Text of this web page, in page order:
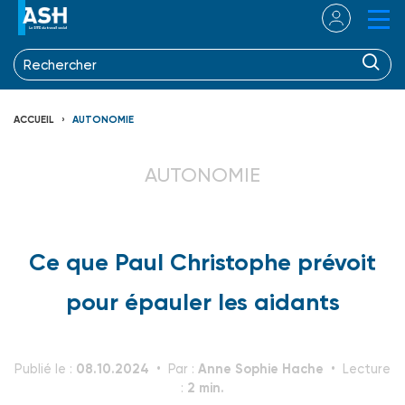
ACCUEIL AUTONOMIE
AUTONOMIE
Ce que Paul Christophe prévoit
pour épauler les aidants
Publié le : 08.10.2024 Par : Anne Sophie Hache
Lecture
: 2 min.